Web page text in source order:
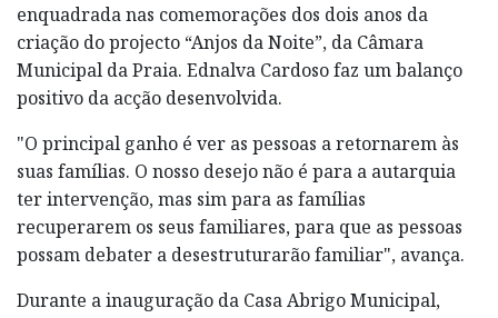
enquadrada nas comemorações dos dois anos da
criação do projecto “Anjos da Noite”, da Câmara
Municipal da Praia. Ednalva Cardoso faz um balanço
positivo da acção desenvolvida.
"O principal ganho é ver as pessoas a retornarem às
suas famílias. O nosso desejo não é para a autarquia
ter intervenção, mas sim para as famílias
recuperarem os seus familiares, para que as pessoas
possam debater a desestruturarão familiar", avança.
Durante a inauguração da Casa Abrigo Municipal,